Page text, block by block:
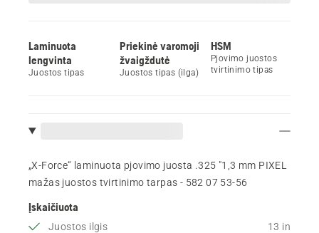
Laminuota
lengvinta
Juostos tipas
Priekinė varomoji
žvaigždutė
Juostos tipas (ilga)
HSM
Pjovimo juostos
tvirtinimo tipas
„X-Force“ laminuota pjovimo juosta .325 "1,3 mm PIXEL
mažas juostos tvirtinimo tarpas - 582 07 53‑56
Įskaičiuota
Juostos ilgis 13 in